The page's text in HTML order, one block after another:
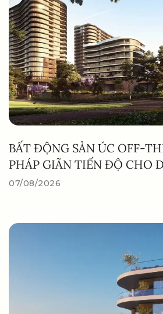
BẤT ĐỘNG SẢN ÚC OFF-
PHÁP GIÃN TIẾN ĐỘ CHO
07/08/2026